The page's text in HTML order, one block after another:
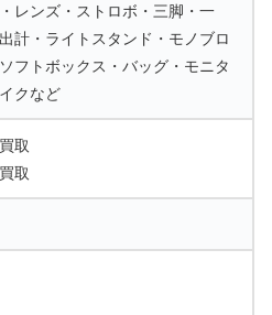
レンズ・ストロボ・三脚・一
計・ライトスタンド・モノブロ
フトボックス・バッグ・モニタ
クなど
取
取